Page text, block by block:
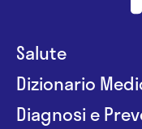
Salute
Dizionario
Diagnosi e